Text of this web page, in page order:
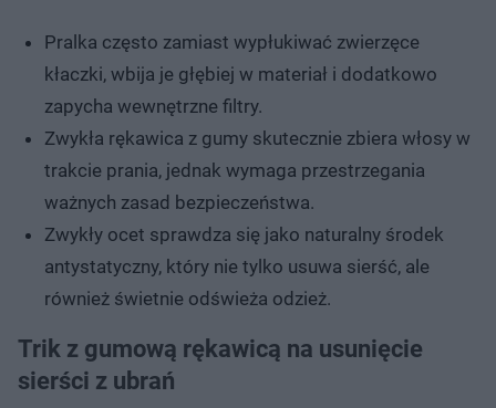
Pralka często zamiast wypłukiwać zwierzęce
kłaczki, wbija je głębiej w materiał i dodatkowo
zapycha wewnętrzne filtry.
Zwykła rękawica z gumy skutecznie zbiera włosy w
trakcie prania, jednak wymaga przestrzegania
ważnych zasad bezpieczeństwa.
Zwykły ocet sprawdza się jako naturalny środek
antystatyczny, który nie tylko usuwa sierść, ale
również świetnie odświeża odzież.
Trik z gumową rękawicą na usunięcie
sierści z ubrań